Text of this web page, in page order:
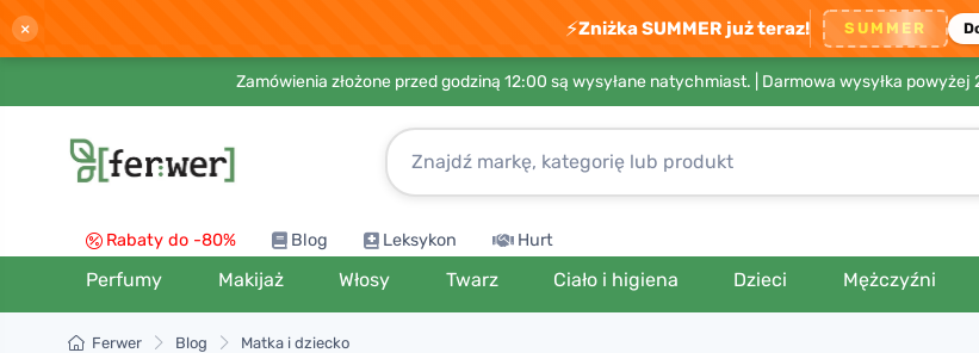
× ⚡Zniżka SUMMER już teraz! SUMMER
Zamówienia złożone przed godziną 12:00 są wysyłane natychmiast. | Darmowa wysyłka powyżej
Rabaty do -80% Blog Leksykon Hurt
Perfumy Makijaż Włosy Twarz Ciało i higiena Dzieci Mężczyźni
Ferwer Blog Matka i dziecko